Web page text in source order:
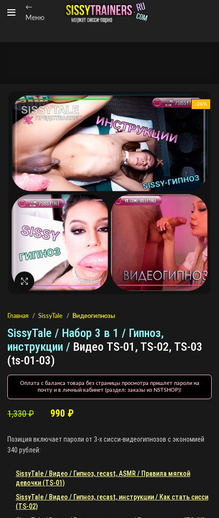
←
Меню
-26%
Нажмите, чтобы увеличить
Главная SissyTale Видеогипнозы
SissyTale / Набор 3 в 1 / Гипноз,
инструкции / Видео TS-01, TS-02, TS-03
(ts-01-03)
Оплата с баланса товара без страницы просмотра пришлет пароли на
почту и в личный кабинет (раздел: заказы из NSTSHOP)!
1,330₽ 990 ₽
Позиция включает пароли от 3-х сисси-видеогипнозов с экономией
340 рублей:
SissyTale / Видео / Гипноз, recast, ASMR / Правила мягкой
девочки (TS-01)
SissyTale / Видео / Гипноз, recast, инструкции / Как стать сисси
(TS-02)